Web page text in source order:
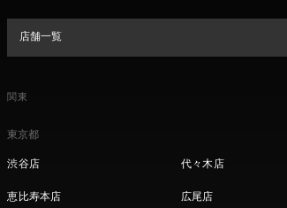
店舗一覧
関東
東京都
渋谷店 代々木店
恵比寿本店 広尾店